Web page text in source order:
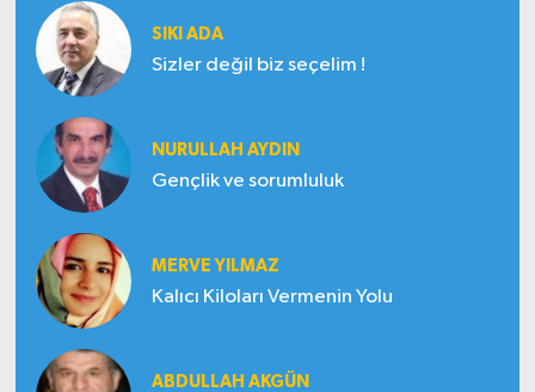
SIKI ADA
Sizler değil biz seçelim !
NURULLAH AYDIN
Gençlik ve sorumluluk
MERVE YILMAZ
Kalıcı Kiloları Vermenin Yolu
ABDULLAH AKGÜN